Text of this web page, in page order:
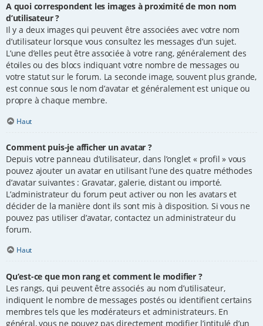
A quoi correspondent les images à proximité de mon nom
d’utilisateur ?
Il y a deux images qui peuvent être associées avec votre nom
d’utilisateur lorsque vous consultez les messages d’un sujet.
L’une d’elles peut être associée à votre rang, généralement des
étoiles ou des blocs indiquant votre nombre de messages ou
votre statut sur le forum. La seconde image, souvent plus grande,
est connue sous le nom d’avatar et généralement est unique ou
propre à chaque membre.
Haut
Comment puis-je afficher un avatar ?
Depuis votre panneau d’utilisateur, dans l’onglet « profil » vous
pouvez ajouter un avatar en utilisant l’une des quatre méthodes
d’avatar suivantes : Gravatar, galerie, distant ou importé.
L’administrateur du forum peut activer ou non les avatars et
décider de la manière dont ils sont mis à disposition. Si vous ne
pouvez pas utiliser d’avatar, contactez un administrateur du
forum.
Haut
Qu’est-ce que mon rang et comment le modifier ?
Les rangs, qui peuvent être associés au nom d’utilisateur,
indiquent le nombre de messages postés ou identifient certains
membres tels que les modérateurs et administrateurs. En
général, vous ne pouvez pas directement modifier l’intitulé d’un